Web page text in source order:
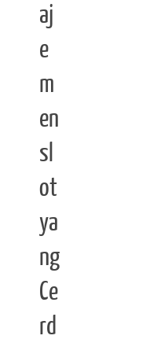
aj
e
m
en
sl
ot
ya
ng
Ce
rd